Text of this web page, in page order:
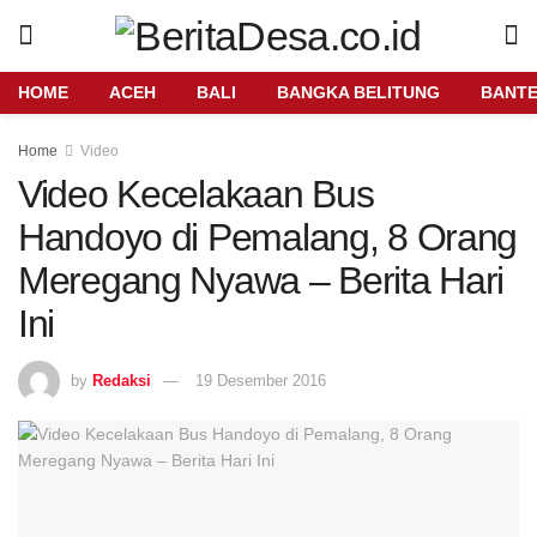
HOME ACEH BALI BANGKA BELITUNG
Home Video
Video Kecelakaan Bus
Handoyo di Pemalang, 8 Orang
Meregang Nyawa – Berita Hari
Ini
by Redaksi 19 Desember 2016